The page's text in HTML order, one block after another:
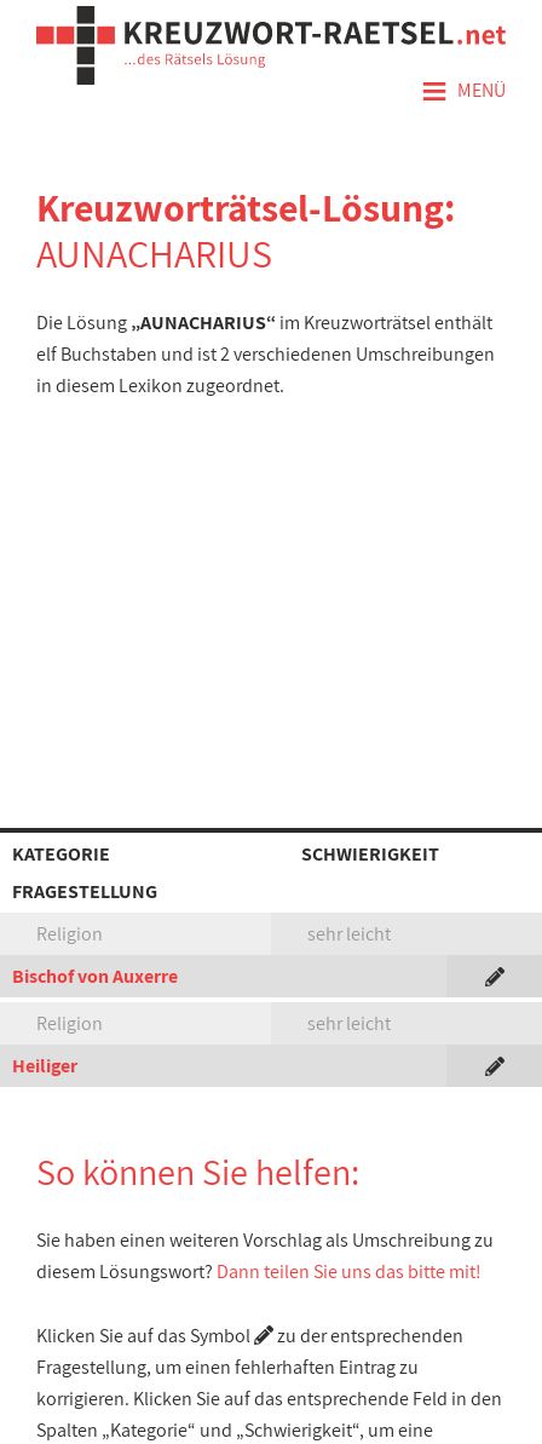
≡ MENÜ
Kreuzworträtsel-Lösung:
AUNACHARIUS
Die Lösung„AUNACHARIUS“ im Kreuzworträtsel enthält
elf Buchstaben und ist 2 verschiedenen Umschreibungen
in diesem Lexikon zugeordnet.
KATEGORIE
SCHWIERIGKEIT
FRAGESTELLUNG
Religion
sehr leicht
Bischof von Auxerre
Religion
sehr leicht
Heiliger
So können Sie helfen:
Sie haben einen weiteren Vorschlag als Umschreibung zu
diesem Lösungswort? Dann teilen Sie uns das bitte mit!
Klicken Sie auf das Symbol
zu der entsprechenden
Fragestellung, um einen fehlerhaften Eintrag zu
korrigieren. Klicken Sie auf das entsprechende Feld in den
Spalten „Kategorie“ und „Schwierigkeit“, um eine